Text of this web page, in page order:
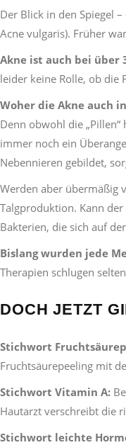
Der Blick in den Spiegel
Acne vulgaris). Früher
Akne ist auch bei über
leider keine Rolle, ob die
Woher die Akne auch
Denn obwohl die
immer noch ein
Nebennieren gebildet,
Werden aber übermäßig
Talgproduktion. Kann
Bakterien, die sich auf
Bislang wurden jede
Therapien schlugen
DOCH JETZT
Stichwort
Fruchtsäurepeeling mit
Stichwort Vitamin A:
Hautarzt verschreibt die
Stichwort leichte